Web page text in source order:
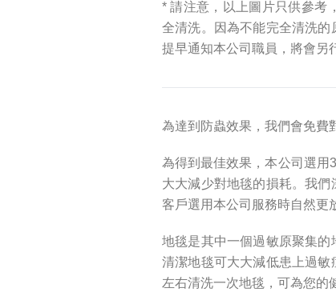
* 請注意，以上圖片只供參考
全清洗。因為不能完全清洗
提早通知本公司職員，將會另
為達到防蟲效果，我們會免費
為得到最佳效果，本公司選用
大大減少對地毯的損耗。我們
客戶選用本公司服務時自然更
地毯是其中一個過敏原聚集
清潔地毯可大大減低患上過
左右清洗一次地毯，可為您的